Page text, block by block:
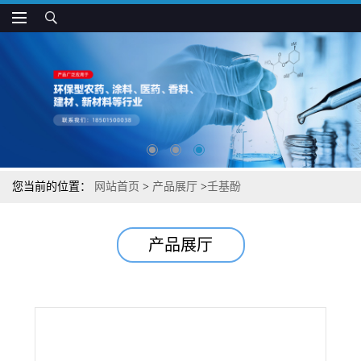
您当前的位置： 网站首页 > 产品展厅 >壬基酚
产品展厅